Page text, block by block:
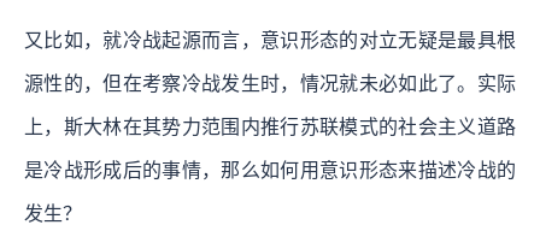
又比如，就冷战起源而言，意识形态的对立无疑是最具根
源性的，但在考察冷战发生时，情况就未必如此了。实际
上，斯大林在其势力范围内推行苏联模式的社会主义道路
是冷战形成后的事情，那么如何用意识形态来描述冷战的
发生？